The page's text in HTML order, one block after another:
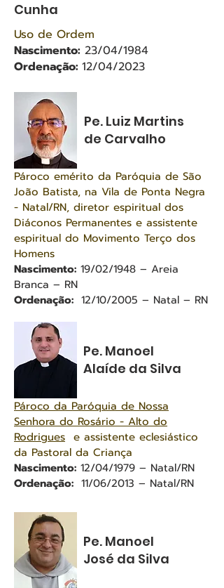
Cunha
Uso de Ordem
Nascimento: 23/04/1984
Ordenação: 12/04/2023
Pe. Luiz Martins
de Carvalho
Pároco emérito da Paróquia de São
João Batista, na Vila de Ponta Negra
- Natal/RN, diretor espiritual dos
Diáconos Permanentes e assistente
espiritual do Movimento Terço dos
Homens
Nascimento: 19/02/1948 – Areia
Branca – RN
Ordenação: 12/10/2005 – Natal – RN
Pe. Manoel
Alaíde da Silva
Pároco da Paróquia de Nossa
Senhora do Rosário - Alto do
Rodrigues e assistente eclesiástico
da Pastoral da Criança
Nascimento: 12/04/1979 – Natal/RN
Ordenação: 11/06/2013 – Natal/RN
Pe. Manoel
José da Silva